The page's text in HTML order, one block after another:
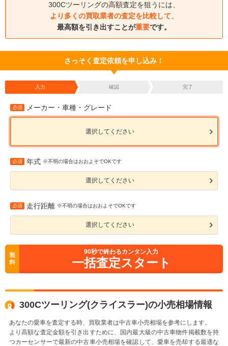
300Cツーリングの高額査定を狙うには、
より多くの買取業者の査定を比較して、
最高額を引き出すことが重要です。
さっそく査定依頼を申し込み！
入力 確認 完了
必須 メーカー・車種・グレード
選択してください
必須 年式 ※不明の場合はおおよそでOKです
選択してください
必須 走行距離 ※不明の場合はおおよそでOKです
選択してください
無
料
90秒で終わるカンタン入力
一括査定スタート
300Cツーリング(クライスラー)の小売相場情報
あなたの愛車を査定する時、買取業者は中古車小売相場を参考にします。
より高額な査定金額を引き出すために、国内最大級の中古車物件掲載数を持
つカーセンサーで最新の中古車小売相場を確認して、愛車を売却する最適な